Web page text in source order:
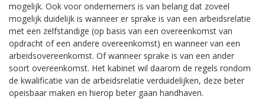
mogelijk. Ook voor ondernemers is van belang dat zoveel
mogelijk duidelijk is wanneer er sprake is van een arbeidsrelatie
met een zelfstandige (op basis van een overeenkomst van
opdracht of een andere overeenkomst) en wanneer van een
arbeidsovereenkomst. Of wanneer sprake is van een ander
soort overeenkomst. Het kabinet wil daarom de regels rondom
de kwalificatie van de arbeidsrelatie verduidelijken, deze beter
opeisbaar maken en hierop beter gaan handhaven.